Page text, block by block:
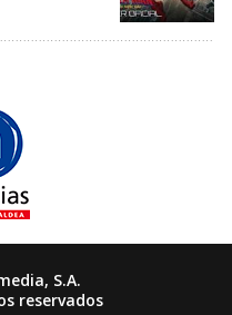
S.A.
reservados